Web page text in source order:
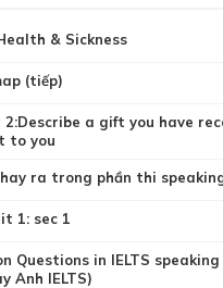
& Sickness
(tiếp)
a gift you have
to you
hay ra trong phần thi
nghe Unit 1: sec 1
Questions in IELTS
Anh IELTS)